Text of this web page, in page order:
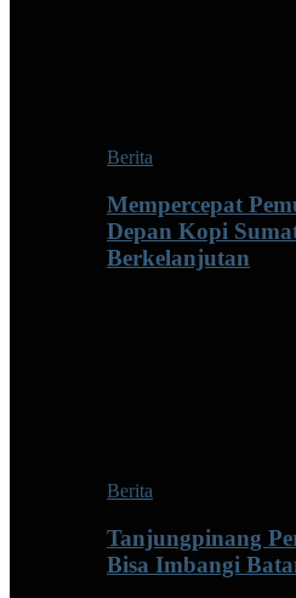
Berita
Mempercepat
Depan Kopi
Berkelanjutan
Berita
Tanjungpinang
Bisa Imbangi